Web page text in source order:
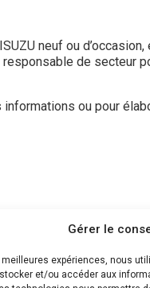
Gérer le
meilleures expériences, nous
et/ou accéder aux
neuf ou d’occasion,
de secteur
ou pour